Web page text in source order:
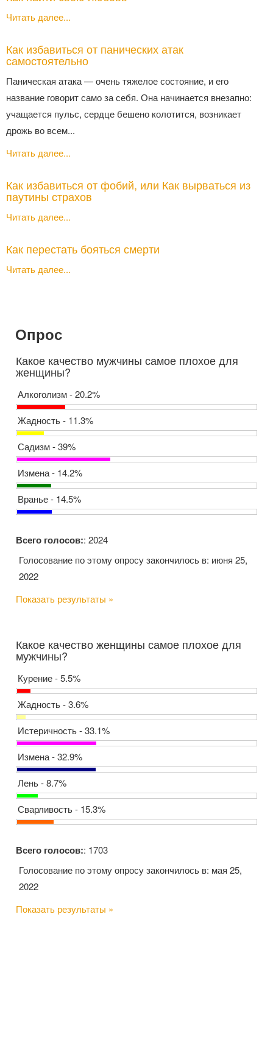
Читать далее...
Как избавиться от панических атак
самостоятельно
Паническая атака — очень тяжелое состояние, и его
название говорит само за себя. Она начинается внезапно:
учащается пульс, сердце бешено колотится, возникает
дрожь во всем...
Читать далее...
Как избавиться от фобий, или Как вырваться из
паутины страхов
Читать далее...
Как перестать бояться смерти
Читать далее...
Опрос
Какое качество мужчины самое плохое для
женщины?
Алкоголизм - 20.2%
Жадность - 11.3%
Садизм - 39%
Измена - 14.2%
Вранье - 14.5%
Всего голосов:: 2024
Голосование по этому опросу закончилось в: июня 25,
2022
Показать результаты »
Какое качество женщины самое плохое для
мужчины?
Курение - 5.5%
Жадность - 3.6%
Истеричность - 33.1%
Измена - 32.9%
Лень - 8.7%
Сварливость - 15.3%
Всего голосов:: 1703
Голосование по этому опросу закончилось в: мая 25,
2022
Показать результаты »